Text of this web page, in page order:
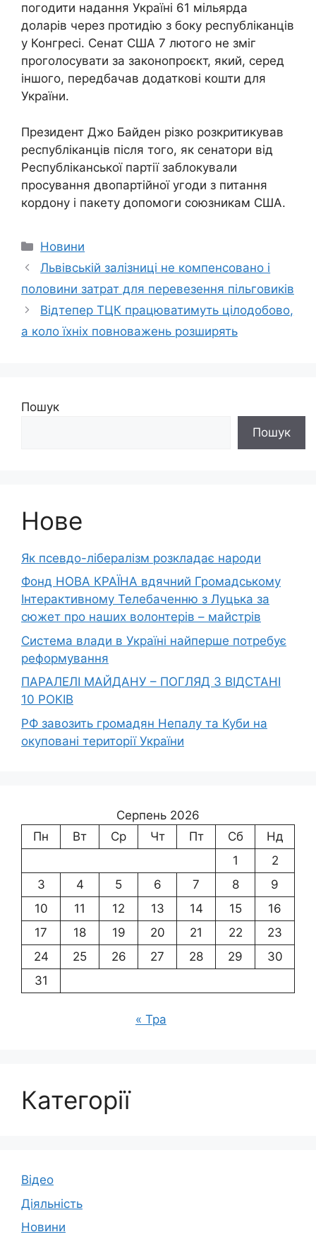
погодити надання Україні 61 мільярда
доларів через протидію з боку республіканців
у Конгресі. Сенат США 7 лютого не зміг
проголосувати за законопроєкт, який, серед
іншого, передбачав додаткові кошти для
України.
Президент Джо Байден різко розкритикував
республіканців після того, як сенатори від
Республіканської партії заблокували
просування двопартійної угоди з питання
кордону і пакету допомоги союзникам США.
Категорії
Новини
Львівській залізниці не компенсовано і
половини затрат для перевезення пільговиків
Відтепер ТЦК працюватимуть цілодобово,
а коло їхніх повноважень розширять
Пошук
Пошук
Нове
Як псевдо-лібералізм розкладає народи
Фонд НОВА КРАЇНА вдячний Громадському
Інтерактивному Телебаченню з Луцька за
сюжет про наших волонтерів – майстрів
Система влади в Україні найперше потребує
реформування
ПАРАЛЕЛІ МАЙДАНУ – ПОГЛЯД З ВІДСТАНІ
10 РОКІВ
РФ завозить громадян Непалу та Куби на
окуповані території України
Серпень 2026
Пн
Вт Ср Чт Пт Сб
Нд
1
2
3
4 5 6 7 8
9
10
11 12 13 14 15
16
17
18 19 20 21 22
23
24
25 26 27 28 29
30
31
« Тра
Категорії
Відео
Діяльність
Новини